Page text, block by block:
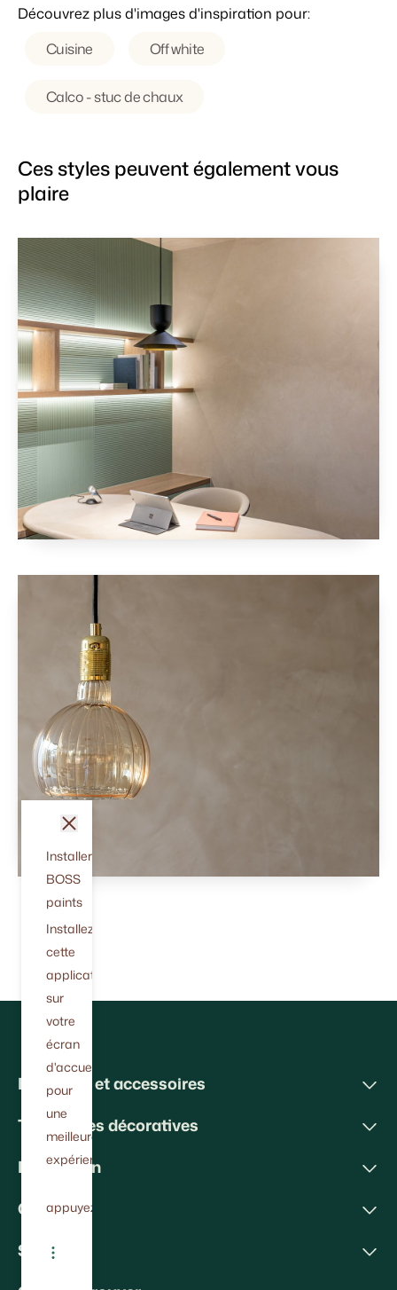
Découvrez plus d'images d'inspiration pour:
Cuisine
Off white
Calco - stuc de chaux
Ces styles peuvent également vous
plaire
Peintures et accessoires
Techniques décoratives
Inspiration
Conseils
Soutien
Installer
BOSS
paints
Installez
cette
application
sur
votre
écran
d'accueil
pour
une
meilleure
expérience.
appuyez
fermer